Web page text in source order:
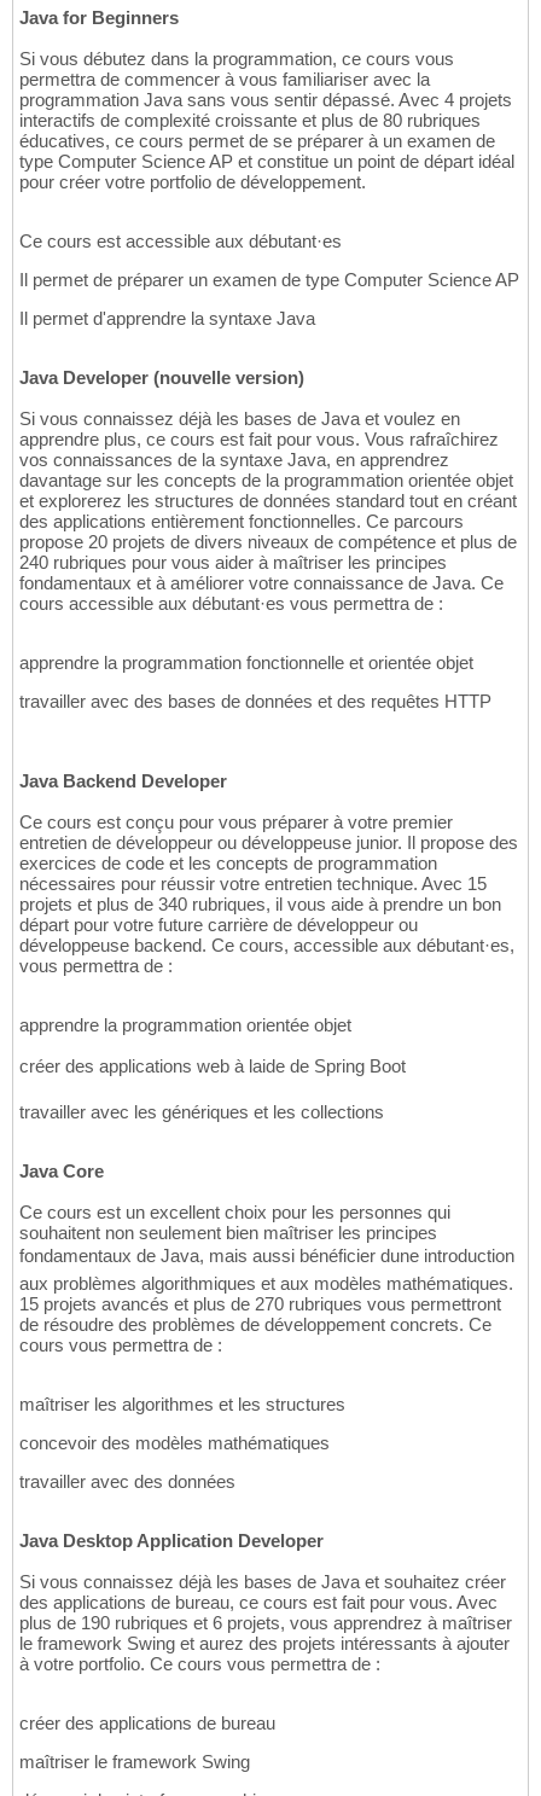
Java for Beginners
Si vous débutez dans la programmation, ce cours vous
permettra de commencer à vous familiariser avec la
programmation Java sans vous sentir dépassé. Avec 4 projets
interactifs de complexité croissante et plus de 80 rubriques
éducatives, ce cours permet de se préparer à un examen de
type Computer Science AP et constitue un point de départ idéal
pour créer votre portfolio de développement.
Ce cours est accessible aux débutant·es
Il permet de préparer un examen de type Computer Science AP
Il permet d'apprendre la syntaxe Java
Java Developer (nouvelle version)
Si vous connaissez déjà les bases de Java et voulez en
apprendre plus, ce cours est fait pour vous. Vous rafraîchirez
vos connaissances de la syntaxe Java, en apprendrez
davantage sur les concepts de la programmation orientée objet
et explorerez les structures de données standard tout en créant
des applications entièrement fonctionnelles. Ce parcours
propose 20 projets de divers niveaux de compétence et plus de
240 rubriques pour vous aider à maîtriser les principes
fondamentaux et à améliorer votre connaissance de Java. Ce
cours accessible aux débutant·es vous permettra de :
apprendre la programmation fonctionnelle et orientée objet
travailler avec des bases de données et des requêtes HTTP
Java Backend Developer
Ce cours est conçu pour vous préparer à votre premier
entretien de développeur ou développeuse junior. Il propose des
exercices de code et les concepts de programmation
nécessaires pour réussir votre entretien technique. Avec 15
projets et plus de 340 rubriques, il vous aide à prendre un bon
départ pour votre future carrière de développeur ou
développeuse backend. Ce cours, accessible aux débutant·es,
vous permettra de :
apprendre la programmation orientée objet
créer des applications web à laide de Spring Boot
travailler avec les génériques et les collections
Java Core
Ce cours est un excellent choix pour les personnes qui
souhaitent non seulement bien maîtriser les principes
fondamentaux de Java, mais aussi bénéficier dune introduction
aux problèmes algorithmiques et aux modèles mathématiques.
15 projets avancés et plus de 270 rubriques vous permettront
de résoudre des problèmes de développement concrets. Ce
cours vous permettra de :
maîtriser les algorithmes et les structures
concevoir des modèles mathématiques
travailler avec des données
Java Desktop Application Developer
Si vous connaissez déjà les bases de Java et souhaitez créer
des applications de bureau, ce cours est fait pour vous. Avec
plus de 190 rubriques et 6 projets, vous apprendrez à maîtriser
le framework Swing et aurez des projets intéressants à ajouter
à votre portfolio. Ce cours vous permettra de :
créer des applications de bureau
maîtriser le framework Swing